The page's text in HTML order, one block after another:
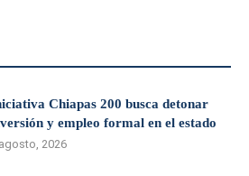
Chiapas 200 busca detonar
y empleo formal en el estado
2026